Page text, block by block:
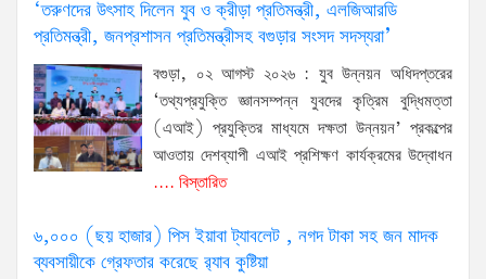
‘তরুণদের উৎসাহ দিলেন যুব ও ক্রীড়া প্রতিমন্ত্রী, এলজিআরডি
প্রতিমন্ত্রী, জনপ্রশাসন প্রতিমন্ত্রীসহ বগুড়ার সংসদ সদস্যরা’
বগুড়া, ০২ আগস্ট ২০২৬ : যুব উন্নয়ন অধিদপ্তরের
‘তথ্যপ্রযুক্তি জ্ঞানসম্পন্ন যুবদের কৃত্রিম বুদ্ধিমত্তা
(এআই) প্রযুক্তির মাধ্যমে দক্ষতা উন্নয়ন’ প্রকল্পের
আওতায় দেশব্যাপী এআই প্রশিক্ষণ কার্যক্রমের উদ্বোধন
.... বিস্তারিত
৬,০০০ (ছয় হাজার) পিস ইয়াবা ট্যাবলেট , নগদ টাকা সহ জন মাদক
ব্যবসায়ীকে গ্রেফতার করেছে র‌্যাব কুষ্টিয়া